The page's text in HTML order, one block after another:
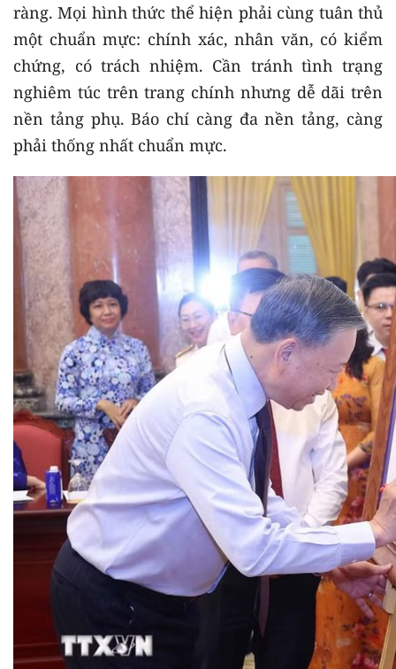
ràng. Mọi hình thức thể hiện phải cùng tuân thủ
một chuẩn mực: chính xác, nhân văn, có kiểm
chứng, có trách nhiệm. Cần tránh tình trạng
nghiêm túc trên trang chính nhưng dễ dãi trên
nền tảng phụ. Báo chí càng đa nền tảng, càng
phải thống nhất chuẩn mực.